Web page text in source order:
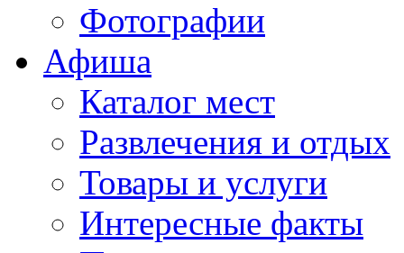
Фотографии
Афиша
Каталог мест
Развлечения и отдых
Товары и услуги
Интересные факты